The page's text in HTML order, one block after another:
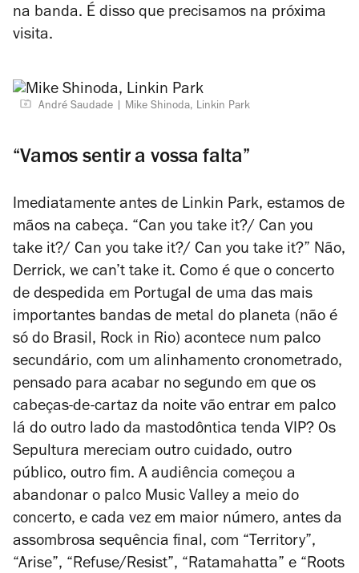
na banda. É disso que precisamos na próxima
visita.
André Saudade Mike Shinoda, Linkin Park
“Vamos sentir a vossa falta”
Imediatamente antes de Linkin Park, estamos de
mãos na cabeça. “Can you take it?/ Can you
take it?/ Can you take it?/ Can you take it?” Não,
Derrick, we can’t take it. Como é que o concerto
de despedida em Portugal de uma das mais
importantes bandas de metal do planeta (não é
só do Brasil, Rock in Rio) acontece num palco
secundário, com um alinhamento cronometrado,
pensado para acabar no segundo em que os
cabeças-de-cartaz da noite vão entrar em palco
lá do outro lado da mastodôntica tenda VIP? Os
Sepultura mereciam outro cuidado, outro
público, outro fim. A audiência começou a
abandonar o palco Music Valley a meio do
concerto, e cada vez em maior número, antes da
assombrosa sequência final, com “Territory”,
“Arise”, “Refuse/Resist”, “Ratamahatta” e “Roots